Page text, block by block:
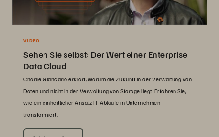
VIDEO
Sehen Sie selbst: Der Wert einer Enterprise
Data Cloud
Charlie Giancarlo erklärt, warum die Zukunft in der Verwaltung von
Daten und nicht in der Verwaltung von Storage liegt. Erfahren Sie,
wie ein einheitlicher Ansatz IT-Abläufe in Unternehmen
transformiert.